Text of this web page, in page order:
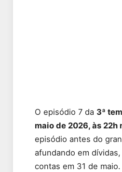
O episódio 7 da 3ª
maio de 2026, às
episódio antes do
afundando em
contas em 31 de maio.